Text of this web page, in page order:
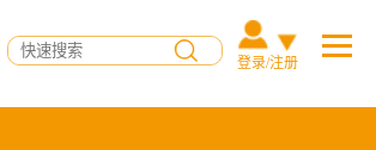
登录/注册